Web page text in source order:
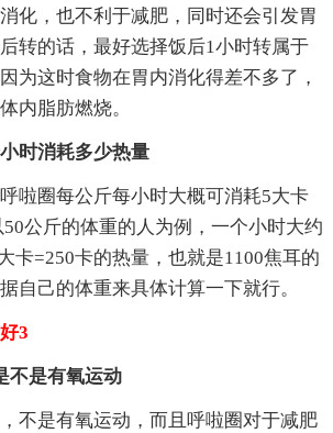
化，也不利于减肥，同时还会引发胃
转的话，最好选择饭后1小时转属于
为这时食物在胃内消化得差不多了，
内脂肪燃烧。
消耗多少热量
圈每公斤每小时大概可消耗5大卡
公斤的体重的人为例，一个小时大约
卡=250卡的热量，也就是1100焦耳的
自己的体重来具体计算一下就行。
3
是有氧运动
是有氧运动，而且呼啦圈对于减肥